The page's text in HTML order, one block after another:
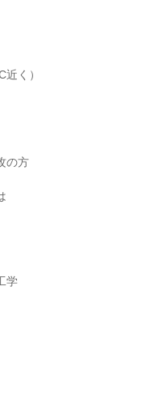
く）
の方
学